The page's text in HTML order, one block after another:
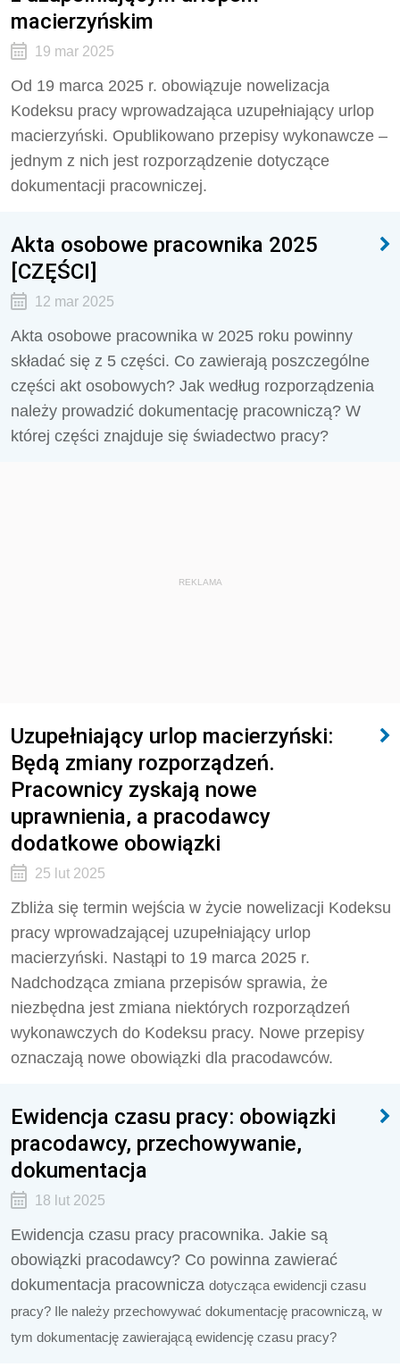
macierzyńskim
19 mar 2025
Od 19 marca 2025 r. obowiązuje nowelizacja
Kodeksu pracy wprowadzająca uzupełniający urlop
macierzyński. Opublikowano przepisy wykonawcze –
jednym z nich jest rozporządzenie dotyczące
dokumentacji pracowniczej.
Akta osobowe pracownika 2025
[CZĘŚCI]
12 mar 2025
Akta osobowe pracownika w 2025 roku powinny
składać się z 5 części. Co zawierają poszczególne
części akt osobowych? Jak według rozporządzenia
należy prowadzić dokumentację pracowniczą? W
której części znajduje się świadectwo pracy?
REKLAMA
Uzupełniający urlop macierzyński:
Będą zmiany rozporządzeń.
Pracownicy zyskają nowe
uprawnienia, a pracodawcy
dodatkowe obowiązki
25 lut 2025
Zbliża się termin wejścia w życie nowelizacji Kodeksu
pracy wprowadzającej uzupełniający urlop
macierzyński. Nastąpi to 19 marca 2025 r.
Nadchodząca zmiana przepisów sprawia, że
niezbędna jest zmiana niektórych rozporządzeń
wykonawczych do Kodeksu pracy. Nowe przepisy
oznaczają nowe obowiązki dla pracodawców.
Ewidencja czasu pracy: obowiązki
pracodawcy, przechowywanie,
dokumentacja
18 lut 2025
Ewidencja czasu pracy pracownika. Jakie są
obowiązki pracodawcy? Co powinna zawierać
dokumentacja pracownicza dotycząca ewidencji czasu
pracy? Ile należy przechowywać dokumentację pracowniczą, w
tym dokumentację zawierającą ewidencję czasu pracy?